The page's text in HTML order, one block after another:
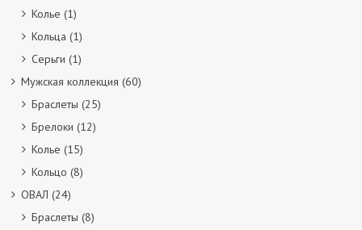
Колье (1)
Кольца (1)
Серьги (1)
Мужская коллекция (60)
Браслеты (25)
Брелоки (12)
Колье (15)
Кольцо (8)
ОВАЛ (24)
Браслеты (8)